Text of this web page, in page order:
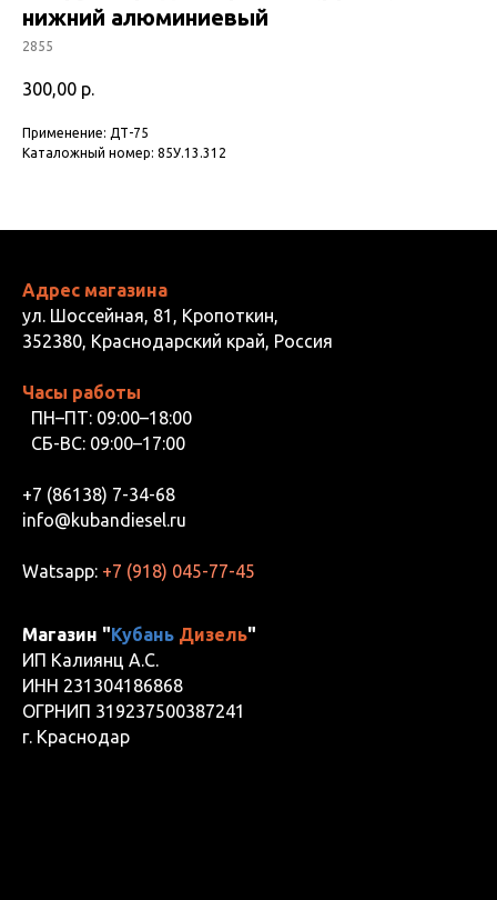
нижний алюминиевый
2855
300,00 р.
Применение: ДТ-75
Каталожный номер: 85У.13.312
Адрес магазина
ул. Шоссейная, 81, Кропоткин,
352380, Краснодарский край, Россия
Часы работы
ПН–ПТ: 09:00–18:00
СБ-ВС: 09:00–17:00
+7 (86138) 7-34-68
info@kubandiesel.ru
Watsapp: +7 (918) 045-77-45
Магазин "Кубань Дизель"
ИП Калиянц А.С.
ИНН 231304186868
ОГРНИП 319237500387241
г. Краснодар